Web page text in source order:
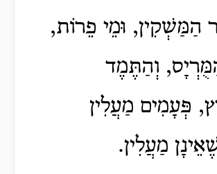
הַמַּשְׁקִין, וּמֵי פֵרוֹת,
וְהַתֶּמֶד
פְּעָמִים מַעֲלִין
מַעֲלִין.